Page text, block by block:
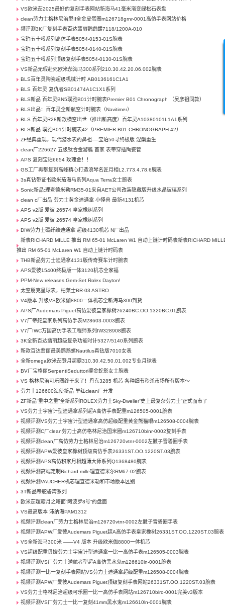
VS欧米茄2025最好的复刻手表网站新海马41毫米渐变绿松石表盘
clean劳力士格林尼治型II全金皮蛋圈m126718grnr-0001高仿手表网站价格
频评测3K厂复刻手表百达翡丽鹦鹉螺7118/1200A-010
宝珀五十噚系列高仿手表5054-0153-01S腕表
宝珀五十噚系列复刻手表5054-0140-01S腕表
宝珀五十噚系列顶级复刻手表5054-0130-01S腕表
VS新品无暇赴死欧米茄海马300系列210.30.42.20.06.002腕表
BLS百年灵陶瓷超级机械计时 AB0136161C1A1
BLS 百年灵 复仇者SB01474A1C1X1系列
BLS新品 百年灵BN5璞雅B01计时腕表Premier B01 Chronograph （吴彦祖同款）
BLS出品：百年灵全新航空计时腕表（Navitimer）
BLS 百年灵R28新款横空出世（推出新高度）百年灵A10380101L1A1系列
BLS新品 璞雅B01计时腕表42（PREMIER B01 CHRONOGRAPH 42）
ZF经典重现，现代潜水表的鼻祖—-宝珀50寻终极版 涅槃重生
clean厂226627 五级钛合金游艇 首家 表带穿插陶瓷管
APS 复刻宝珀6654 玫瑰金！！
GS工厂再攀复刻高峰精心打造浪琴名匠月相L2.773.4.78.6腕表
3s真钻带证书欧米茄海马系列Aqua Terra女士腕表
Sonic新品:理查德米勒RM35-01来自AET公司改装隐藏版升级水晶玻璃系列
clean c厂出品 劳力士黄金迪通拿 小怪兽 最新4131机芯
APS v2版 爱彼 26574 皇家橡树系列
APS v2版 爱彼 26574 皇家橡树系列
DIW劳力士碳纤维迪通拿 超级4130机芯 N厂出品
新表RICHARD MILLE 推出 RM 65-01 McLaren W1 自动上链计时码表新表RICHARD
推出 RM 65-01 McLaren W1 自动上链计时码表
THB新品劳力士迪通拿4131版传奇赛车计时腕表
APS爱彼15400终极版一体3120机芯全家福
PPM-New releases.Gem-Set Rolex Dayton!
太空朋克星球表，柏莱士BR-03 ASTRO
V4版本 升级VS欧米伽8800一体机芯全新海马300到货
APS厂Audemars Piguet高仿爱彼皇家橡树26240BC.OO.1320BC.01腕表
V7厂帝舵皇家系列高仿手表M28603-0003腕表
V7厂IWC万国高仿手表工程师系列IW328908腕表
3K全新百达翡丽超级复杂功能时计5327/5140系列腕表
新款百达翡丽最美鹦鹉螺Nautilus真钻版7010女表
全新omega欧米茄登月超霸310.30.42.50.01.002专业月球表
BV厂宝格丽SerpentiSeduttori鎏金蛇影女士腕表
VS 格林尼治可乐圈终于来了！丹东3285 机芯 各种细节秒杀市场所有版本～
劳力士126600海使新品 单红clean厂开发
ZF新品“重中之重”全新系列ROLEX劳力士Sky-Dweller“史上最复杂劳力士”正式面市了
VS劳力士宇宙计型迪通拿系列超A高仿手表配重m126505-0001腕表
视频评测VS劳力士宇宙计型迪通拿高仿超级配重黄金熊猫眼m126508-0004腕表
视频评测C厂clean劳力士高仿格林尼治国米圈m126710blnr-0002复刻手表
视频评测clean厂高仿劳力士格林尼治m126720vtnr-0002左撇子雪碧圈手表
视频评测APW爱彼皇家橡树顶级高仿手表26331ST.OO.1220ST.03腕表
视频评测APS高仿积家月相超薄大师系列Q1368480腕表
视频评测高端定制Richard mille理查德米尔RM67-02腕表
视频评测VAUCHER机芯理查德米勒和市场版本区别
3T新品帝舵碧湾系列
欧米茄超霸月之暗面“阿波罗8号”的盘面
VS最高版本 沛纳海PAM1312
视频评测clean厂劳力士格林尼治m126720vtnr-0002左撇子雪碧圈手表
视频评测APW厂爱彼Audemars Piguet超A高仿手表皇家橡树26331ST.OO.1220ST.03腕表
VS全新海马300米 ——V4 版本 升级欧米伽8800一体机芯
VS超级配重贝嫂劳力士宇宙计型迪通拿一比一高仿手表m126505-0003腕表
视频评测VS厂劳力士潜航者型超A高仿黑水鬼m126610ln-0001腕表
视频评测一比一复刻手表网站VS劳力士迪通拿超级配重m126508-0004腕表
视频评测APW厂爱彼Audemars Piguet顶级复刻手表网站26331ST.OO.1220ST.03腕表
VS劳力士格林尼治超级可乐圈一比一高仿手表网站m126710blro-0001完美v3版本
视频评测VS厂劳力士一比一复刻41mm黑水鬼m126610ln-0001腕表